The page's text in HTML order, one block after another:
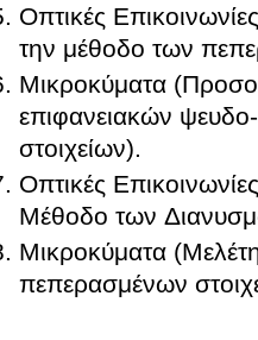
Οπτικές
την μέθοδο των
Μικροκύματα
επιφανειακών
στοιχείων).
Οπτικές
Μέθοδο των
Μικροκύματα
πεπερασμένων